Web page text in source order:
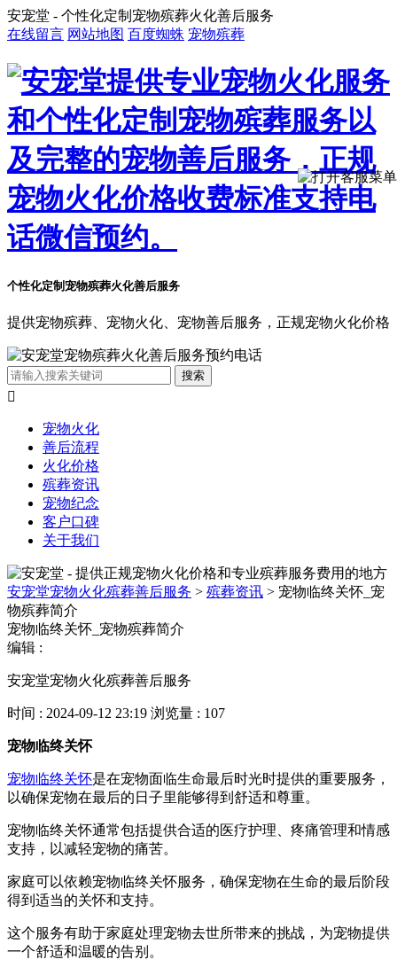
安宠堂 - 个性化定制宠物殡葬火化善后服务
在线留言 网站地图 百度蜘蛛 宠物殡葬
个性化定制宠物殡葬火化善后服务
提供宠物殡葬、宠物火化、宠物善后服务，正规宠物火化价格

宠物火化
善后流程
火化价格
殡葬资讯
宠物纪念
客户口碑
关于我们
安宠堂宠物火化殡葬善后服务 > 殡葬资讯 > 宠物临终关怀_宠
物殡葬简介
宠物临终关怀_宠物殡葬简介
编辑 :
安宠堂宠物火化殡葬善后服务
时间 : 2024-09-12 23:19 浏览量 : 107
宠物临终关怀
宠物临终关怀是在宠物面临生命最后时光时提供的重要服务，
以确保宠物在最后的日子里能够得到舒适和尊重。
宠物临终关怀通常包括提供合适的医疗护理、疼痛管理和情感
支持，以减轻宠物的痛苦。
家庭可以依赖宠物临终关怀服务，确保宠物在生命的最后阶段
得到适当的关怀和支持。
这个服务有助于家庭处理宠物去世所带来的挑战，为宠物提供
一个舒适和温暖的告别。